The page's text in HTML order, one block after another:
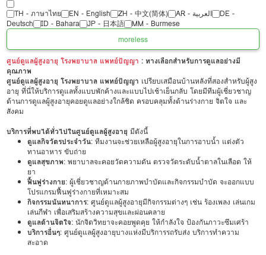
TH - ‏ภาษาไทย EN - English ZH - 中文(简体) ‏AR - ‏العربية‏
DE -
Deutsch
ID - Bahara JP - 日本語
MM - Burmese
moreless
ศูนย์ดูแลผู้สูงอายุ โรงพยาบาล แพทย์ปัญญา : ทางเลือกสำหรับการดูแลอย่างมี
คุณภาพ
ศูนย์ดูแลผู้สูงอายุ โรงพยาบาล แพทย์ปัญญา เปรียบเสมือนบ้านหลังที่สองสำหรับผู้สูง
อายุ ที่นี่ให้บริการดูแลทั้งแบบพักค้างและแบบไปเช้าเย็นกลับ โดยมีทีมผู้เชี่ยวชาญ
ด้านการดูแลผู้สูงอายุคอยดูแลอย่างใกล้ชิด ครอบคลุมทั้งด้านร่างกาย จิตใจ และ
สังคม
บริการที่พบได้ทั่วไปในศูนย์ดูแลผู้สูงอายุ มีดังนี้
ดูแลกิจวัตรประจำวัน: ทีมงานจะช่วยเหลือผู้สูงอายุในการอาบน้ำ แต่งตัว
ทานอาหาร ขับถ่าย
ดูแลสุขภาพ: พยาบาลจะคอยวัดความดัน ตรวจวัดระดับน้ำตาลในเลือด ให้
ยา
ฟื้นฟูร่างกาย: ผู้เชี่ยวชาญด้านกายภาพบำบัดและกิจกรรมบำบัด จะออกแบบ
โปรแกรมฟื้นฟูร่างกายที่เหมาะสม
กิจกรรมนันทนาการ: ศูนย์ดูแลผู้สูงอายุมีกิจกรรมต่างๆ เช่น ร้องเพลง เล่นเกม
เล่นกีฬา เพื่อเสริมสร้างความสุขและผ่อนคลาย
ดูแลด้านจิตใจ: นักจิตวิทยาจะคอยพูดคุย ให้กำลังใจ ป้องกันภาวะซึมเศร้า
บริการอื่นๆ: ศูนย์ดูแลผู้สูงอายุบางแห่งมีบริการรถรับส่ง บริการทำความ
สะอาด